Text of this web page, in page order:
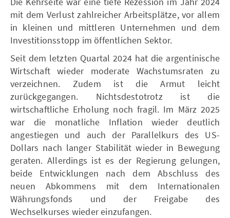
mit dem Verlust zahlreicher Arbeitsplätze, vor allem
in kleinen und mittleren Unternehmen und dem
Investitionsstopp im öffentlichen Sektor.
Seit dem letzten Quartal 2024 hat die argentinische
Wirtschaft wieder moderate Wachstumsraten zu
verzeichnen. Zudem ist die Armut leicht
zurückgegangen. Nichtsdestotrotz ist die
wirtschaftliche Erholung noch fragil. Im März 2025
war die monatliche Inflation wieder deutlich
angestiegen und auch der Parallelkurs des US-
Dollars nach langer Stabilität wieder in Bewegung
geraten. Allerdings ist es der Regierung gelungen,
beide Entwicklungen nach dem Abschluss des
neuen Abkommens mit dem Internationalen
Währungsfonds und der Freigabe des
Wechselkurses wieder einzufangen.